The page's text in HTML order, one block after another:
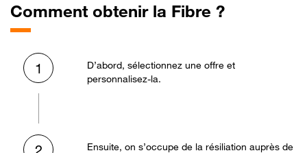
Comment obtenir la Fibre ?
1
D’abord, sélectionnez une offre et
personnalisez-la.
Ensuite, on s’occupe de la résiliation auprès de